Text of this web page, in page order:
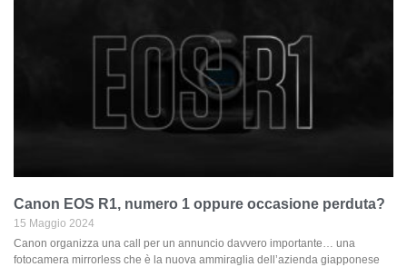
Canon EOS R1, numero 1 oppure occasione perduta?
15 Maggio 2024
Canon organizza una call per un annuncio davvero importante… una
fotocamera mirrorless che è la nuova ammiraglia dell’azienda giapponese